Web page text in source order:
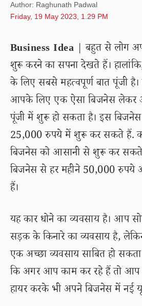
Author: Raghunath Padwal
Friday, 19 May 2023, 1.29 PM
Business Idea | बहुत से लोग
शुरू करने का सपना देखते हैं।
के लिए सबसे महत्वपूर्ण बात पूंजी
आपके लिए एक ऐसा बिजनेस लेकर
पूंजी में शुरू हो सकता है। इस
25,000 रुपये में शुरू कर सकते हैं.
बिजनेस को आसानी से शुरू कर
बिजनेस से हर महीने 50,000
हैं।
यह कार धोने का व्यवसाय है। आप
सड़क के किनारे का व्यवसाय है,
एक अच्छा व्यवसाय साबित हो
कि अगर आप काम कर रहे हैं तो आप
हायर करके भी अपने बिजनेस में नई